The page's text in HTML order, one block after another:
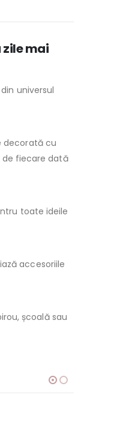
mai
universul
decorată cu
de fiecare dată
toate ideile
accesoriile
școală sau